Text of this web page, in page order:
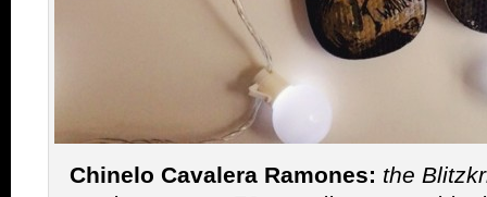
Chinelo Cavalera Ramones: the